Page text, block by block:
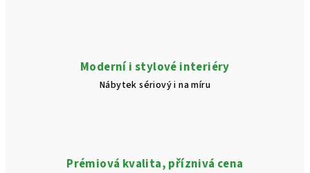
Moderní i stylové interiéry
Nábytek sériový i na míru
Prémiová kvalita, příznivá cena